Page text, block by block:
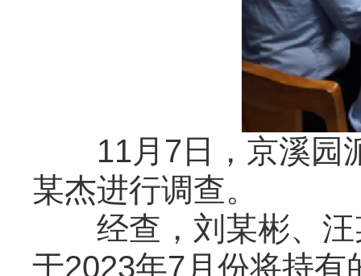
11月7日，京溪园派
某杰进行调查。
经查，刘某彬、汪
于2023年7月份将持